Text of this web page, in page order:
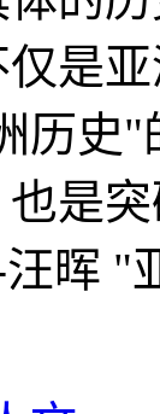
仅是
历史"
也是
晖 "